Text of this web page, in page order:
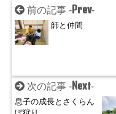
前の記事 -Prev-
師と仲間
次の記事 -Next-
息子の成長とさくらん